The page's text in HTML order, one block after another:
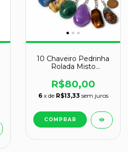
10 Chaveiro Pedrinha
Rolada Misto
ATACADO
R$80,00
6 x de R$13,33 sem juros